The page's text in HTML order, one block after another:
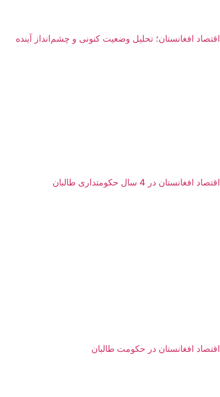
اقتصاد افغانستان؛ تحلیل وضعیت کنونی و چشم‌انداز آینده
اقتصاد افغانستان در 4 سال حکومتداری طالبان
اقتصاد افغانستان در حکومت طالبان